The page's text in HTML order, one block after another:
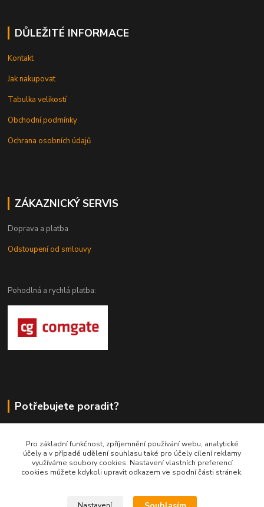
DŮLEŽITÉ INFORMACE
Kontakt
Jak nakupovat
Tabulka velikostí
Obchodní podmínky
Ochrana osobních údajů
ZÁKAZNICKÝ SERVIS
Doprava a platba
Odstoupení od smlouvy
Pohodlná a rychlá platba:
Potřebujete poradit?
+420 731 722 844
Pro základní funkčnost, zpříjemnění používání webu, analytické
účely a v případě udělení souhlasu také pro účely cílení reklamy
využíváme soubory cookies. Nastavení vlastních preferencí
cookies můžete kdykoli upravit odkazem ve spodní části stránek.